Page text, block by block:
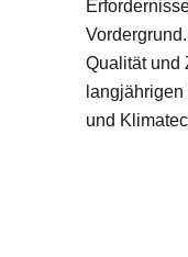
Qualität und
und